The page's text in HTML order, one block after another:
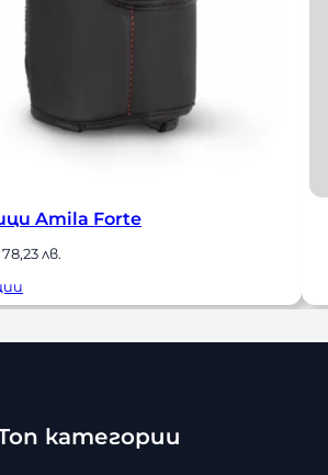
4.0 Scales Venum – Black
лв.
категории